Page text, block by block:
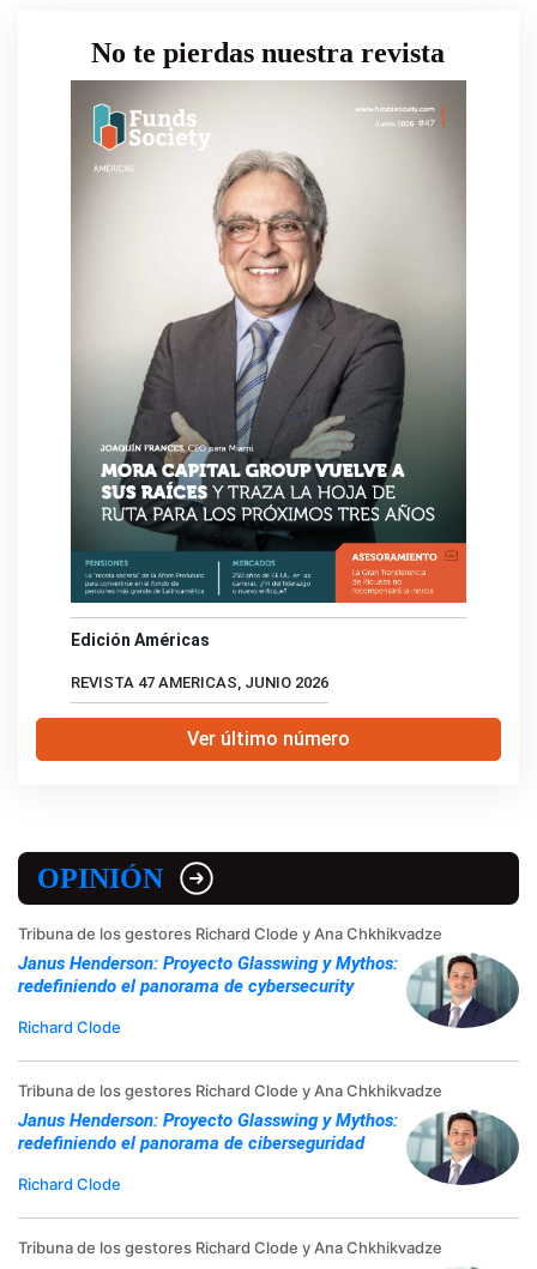
No te pierdas nuestra revista
Edición Américas
REVISTA 47 AMERICAS, JUNIO 2026
Ver último número
OPINIÓN
Tribuna de los gestores Richard Clode y Ana Chkhikvadze
Janus Henderson: Proyecto Glasswing y Mythos:
redefiniendo el panorama de cybersecurity
Richard Clode
Tribuna de los gestores Richard Clode y Ana Chkhikvadze
Janus Henderson: Proyecto Glasswing y Mythos:
redefiniendo el panorama de ciberseguridad
Richard Clode
Tribuna de los gestores Richard Clode y Ana Chkhikvadze